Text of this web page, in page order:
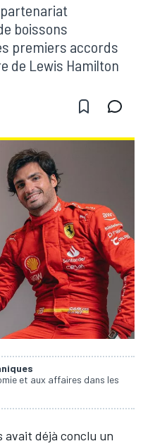
boissons
premiers accords
de Lewis Hamilton
et aux affaires dans les
avait déjà conclu un